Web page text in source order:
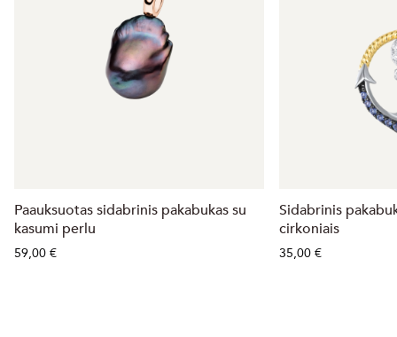
Paauksuotas sidabrinis pakabukas su
kasumi perlu
59,00 €
Sidabrinis
cirkoniais
35,00 €